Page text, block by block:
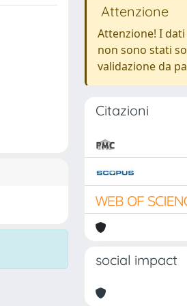
Attenzione
Attenzione! I
non sono stati
validazione da
Citazioni
social impact